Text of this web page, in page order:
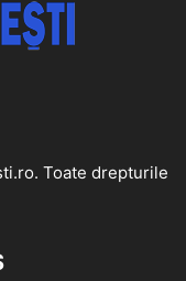
Toate drepturile